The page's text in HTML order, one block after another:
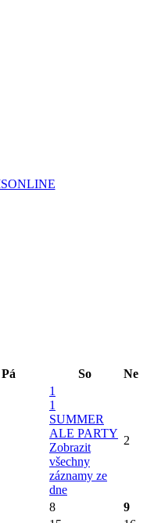
Pá So Ne
1
1
SUMMER
ALE PARTY
Zobrazit
všechny
záznamy ze
dne
2
8
9